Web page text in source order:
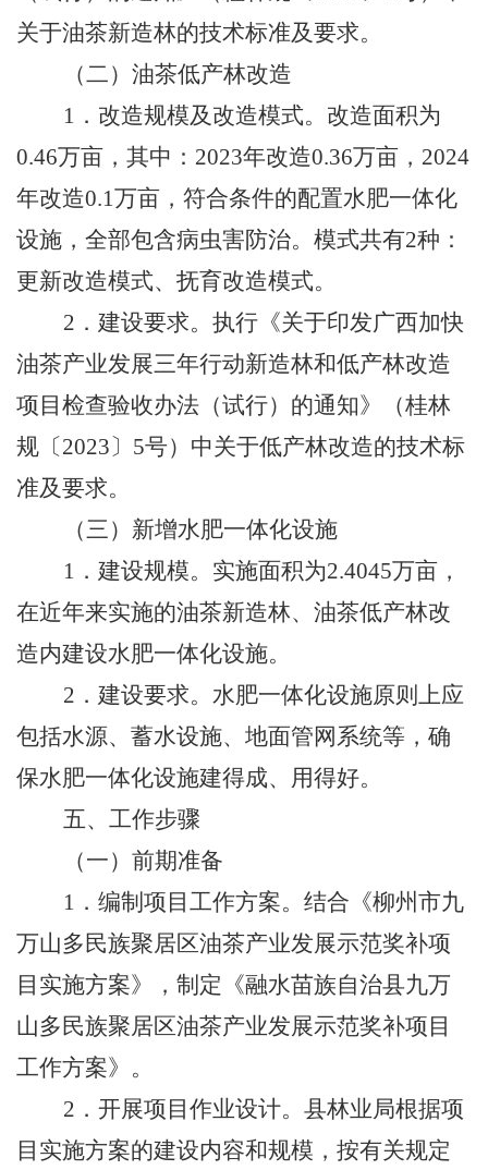
关于油茶新造林的技术标准及要求。
（二）油茶低产林改造
1 ．改造规模及改造模式。改造面积为
0.46万亩，其中： 2023年改造0.36万亩， 2024
年改造0.1万亩，符合条件的配置水肥一体化
设施，全部包含病虫害防治。模式共有2种：
更新改造模式、抚育改造模式。
2 ．建设要求。执行《关于印发广西加快
油茶产业发展三年行动新造林和低产林改造
项目检查验收办法（试行）的通知》（桂林
规〔2023〕 5号）中关于低产林改造的技术标
准及要求。
（三）新增水肥一体化设施
1 ．建设规模。实施面积为2.4045万亩，
在近年来实施的油茶新造林、油茶低产林改
造内建设水肥一体化设施。
2 ．建设要求。水肥一体化设施原则上应
包括水源、蓄水设施、地面管网系统等，确
保水肥一体化设施建得成、用得好。
五、工作步骤
（一）前期准备
1 ．编制项目工作方案。结合《柳州市九
万山多民族聚居区油茶产业发展示范奖补项
目实施方案》，制定《融水苗族自治县九万
山多民族聚居区油茶产业发展示范奖补项目
工作方案》。
2 ．开展项目作业设计。县林业局根据项
目实施方案的建设内容和规模，按有关规定